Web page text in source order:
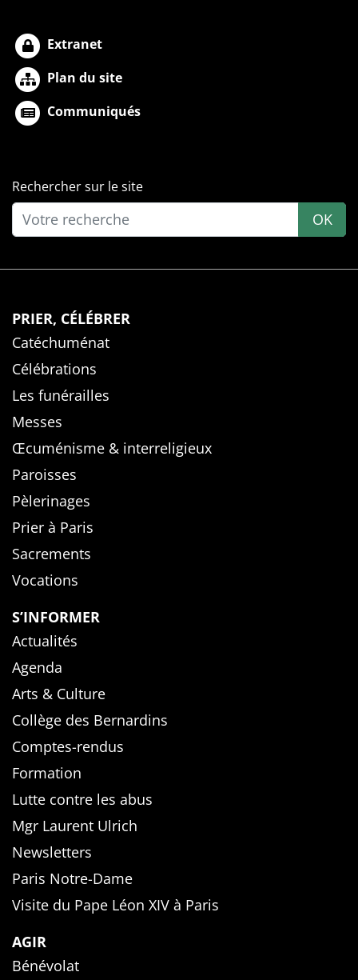
Extranet
Plan du site
Communiqués
Rechercher sur le site
OK
PRIER, CÉLÉBRER
Catéchuménat
Célébrations
Les funérailles
Messes
Œcuménisme & interreligieux
Paroisses
Pèlerinages
Prier à Paris
Sacrements
Vocations
S’INFORMER
Actualités
Agenda
Arts & Culture
Collège des Bernardins
Comptes-rendus
Formation
Lutte contre les abus
Mgr Laurent Ulrich
Newsletters
Paris Notre-Dame
Visite du Pape Léon XIV à Paris
AGIR
Bénévolat